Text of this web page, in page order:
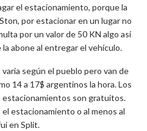
el estacionamiento, porque la
por estacionar en un lugar no
por un valor de 50 KN algo así
abone al entregar el vehículo.
según el pueblo pero van de
14 a 17$ argentinos la hora. Los
son gratuitos.
estacionamiento o al menos al
en Split.